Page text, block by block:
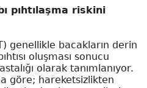
pıhtılaşma riskini
genellikle bacakların derin
oluşması sonucu
olarak tanımlanıyor.
göre; hareketsizlikten